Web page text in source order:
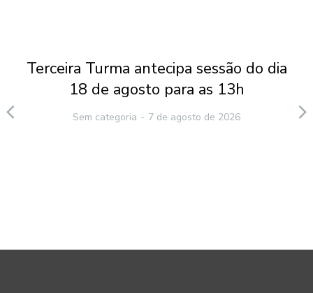
Terceira Turma antecipa sessão do dia
18 de agosto para as 13h
Sem categoria 7 de agosto de 2026